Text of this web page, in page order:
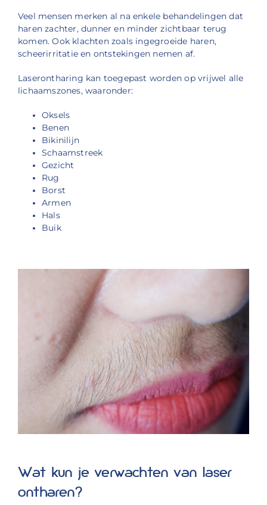
Veel mensen merken al na enkele behandelingen dat
haren zachter, dunner en minder zichtbaar terug
komen. Ook klachten zoals ingegroeide haren,
scheerirritatie en ontstekingen nemen af.
Laserontharing kan toegepast worden op vrijwel alle
lichaamszones, waaronder:
Oksels
Benen
Bikinilijn
Schaamstreek
Gezicht
Rug
Borst
Armen
Hals
Buik
Wat kun je verwachten van laser
ontharen?